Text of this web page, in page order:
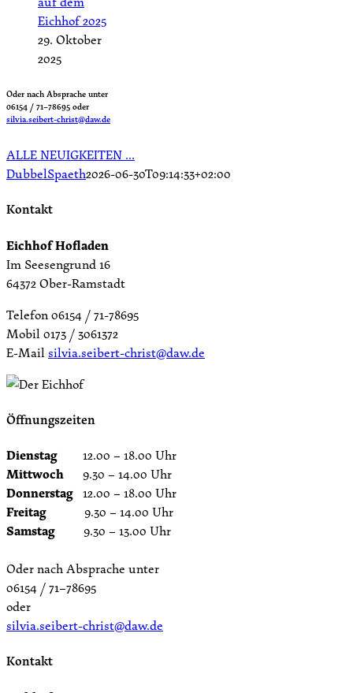
Eichhof 2025
29. Oktober
2025
Oder nach Absprache unter
06154 / 71–78695 oder
silvia.seibert-christ@daw.de
ALLE NEUIGKEITEN …
DubbelSpaeth2026-06-30T09:14:33+02:00
Kontakt
Eichhof Hofladen
Im Seesengrund 16
64372 Ober-Ramstadt
Telefon 06154 / 71-78695
Mobil 0173 / 3061372
E-Mailsilvia.seibert-christ@daw.de
Öffnungszeiten
Dienstag 12.00 – 18.00 Uhr
Mittwoch 9.30 – 14.00 Uhr
Donnerstag 12.00 – 18.00 Uhr
Freitag 9.30 – 14.00 Uhr
Samstag 9.30 – 13.00 Uhr
Oder nach Absprache unter
06154 / 71–78695
oder
silvia.seibert-christ@daw.de
Kontakt